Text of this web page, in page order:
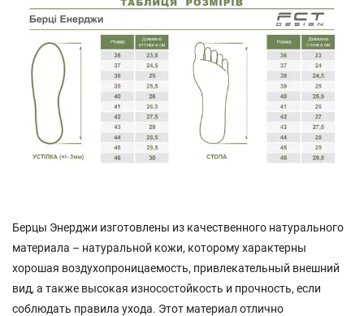
Берцы Энерджи изготовлены из качественного натурального
материала – натуральной кожи, которому характерны
хорошая воздухопроницаемость, привлекательный внешний
вид, а также высокая износостойкость и прочность, если
соблюдать правила ухода. Этот материал отлично